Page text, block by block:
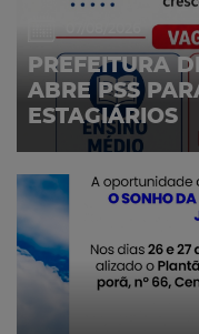
PREFEITURA
ABRE PSS
ESTAGIÁRIOS